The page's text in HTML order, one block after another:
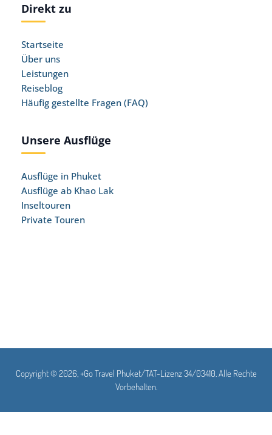
Direkt zu
Startseite
Über uns
Leistungen
Reiseblog
Häufig gestellte Fragen (FAQ)
Unsere Ausflüge
Ausflüge in Phuket
Ausflüge ab Khao Lak
Inseltouren
Private Touren
Copyright © 2026, +Go Travel Phuket/TAT-Lizenz 34/03410. Alle Rechte
Vorbehalten.